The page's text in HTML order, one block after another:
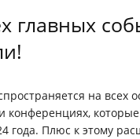
главных
на всех
конференциях, которые
года. Плюс к этому